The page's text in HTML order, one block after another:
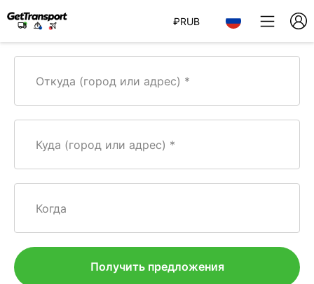
₽RUB
Откуда (город или адрес)
Куда (город или адрес)
Когда
Получить предложения